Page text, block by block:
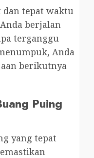
dan tepat waktu
berjalan
terganggu
Anda
berikutnya
Puing
yang tepat